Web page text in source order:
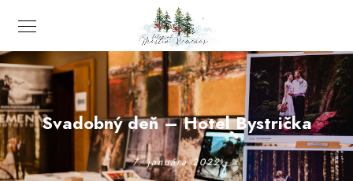
Svadobný deň – Hotel Bystrička
7. januára 2022